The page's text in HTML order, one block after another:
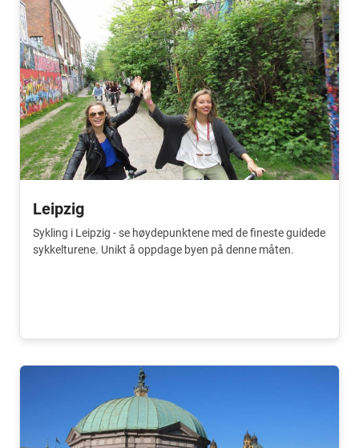
Leipzig
Sykling i Leipzig - se høydepunktene med de fineste guidede
sykkelturene. Unikt å oppdage byen på denne måten.